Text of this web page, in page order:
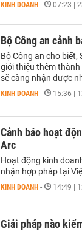
KINH DOANH - 07:23 |
Bộ Công an cảnh
Bộ Công an cho
giới thiệu thêm thành
sẽ càng nhận được
KINH DOANH - 15:36 |
Cảnh báo hoạt
Arc
Hoạt động kinh
nhận hợp pháp tại
KINH DOANH - 14:49 |
Giải pháp nào